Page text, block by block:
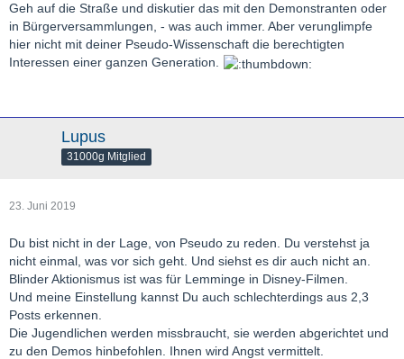
Geh auf die Straße und diskutier das mit den Demonstranten oder
in Bürgerversammlungen, - was auch immer. Aber verunglimpfe
hier nicht mit deiner Pseudo-Wissenschaft die berechtigten
Interessen einer ganzen Generation.
Lupus
31000g Mitglied
23. Juni 2019
Du bist nicht in der Lage, von Pseudo zu reden. Du verstehst ja
nicht einmal, was vor sich geht. Und siehst es dir auch nicht an.
Blinder Aktionismus ist was für Lemminge in Disney-Filmen.
Und meine Einstellung kannst Du auch schlechterdings aus 2,3
Posts erkennen.
Die Jugendlichen werden missbraucht, sie werden abgerichtet und
zu den Demos hinbefohlen. Ihnen wird Angst vermittelt.